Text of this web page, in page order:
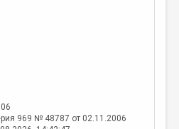
969 № 48787 от 02.11.2006